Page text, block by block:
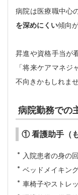
病院は医療職中心
を深めにくい傾向
昇進や資格手当が
「将来ケアマネ
不向きかもしれませ
病院勤務での
① 看護助手（
入院患者の身の
ベッドメイキン
車椅子やストレ